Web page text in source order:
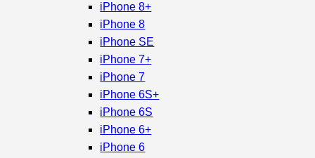
iPhone 8+
iPhone 8
iPhone SE
iPhone 7+
iPhone 7
iPhone 6S+
iPhone 6S
iPhone 6+
iPhone 6